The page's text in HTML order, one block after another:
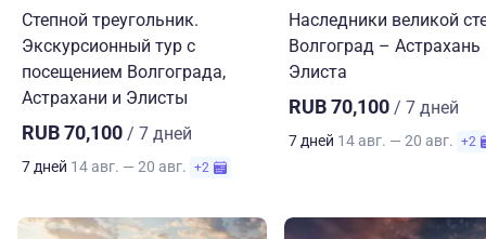
Степной треугольник.
Экскурсионный тур с
посещением Волгограда,
Астрахани и Элисты
RUB 70,100 / 7 дней
7 дней 14 авг. — 20 авг. +2
Наследники великой
Волгоград – Астрахань
Элиста
RUB 70,100 / 7 дней
7 дней 14 авг. — 20 авг. +2